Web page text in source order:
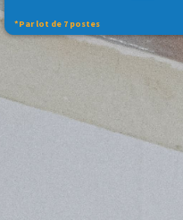
*Par lot de 7 postes